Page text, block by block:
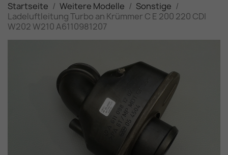
Startseite Weitere Modelle
Sonstige
Ladeluftleitung Turbo an Krümmer C E 200 220 CDI
W202 W210 A6110981207